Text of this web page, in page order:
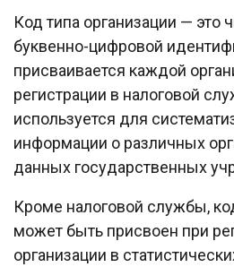
Код типа организации — это
буквенно-цифровой
присваивается каждой
регистрации в налоговой
используется для
информации о различных
данных государственных
Кроме налоговой службы,
может быть присвоен при
организации в